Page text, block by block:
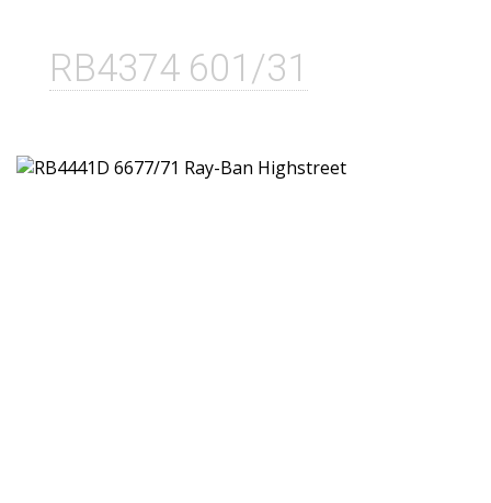
RB4374 601/31